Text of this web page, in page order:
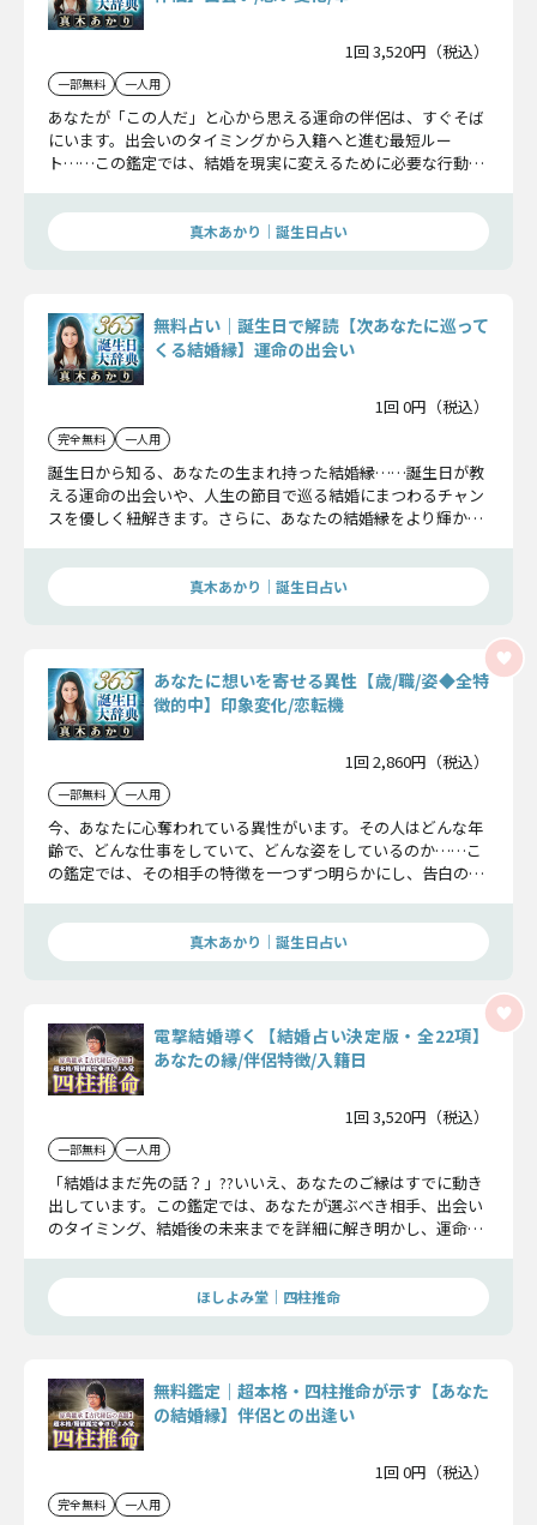
1回 3,520円（税込）
一部無料 一人用
あなたが「この人だ」と心から思える運命の伴侶は、すぐそば
にいます。出会いのタイミングから入籍へと進む最短ルー
ト……この鑑定では、結婚を現実に変えるために必要な行動、
真木あかり｜誕生日占い
無料占い｜誕生日で解読【次あなたに巡って
くる結婚縁】運命の出会い
1回 0円（税込）
完全無料 一人用
誕生日から知る、あなたの生まれ持った結婚縁……誕生日が教
える運命の出会いや、人生の節目で巡る結婚にまつわるチャン
スを優しく紐解きます。さらに、あなたの結婚縁をより輝かせ
真木あかり｜誕生日占い
あなたに想いを寄せる異性【歳/職/姿◆全特
徴的中】印象変化/恋転機
1回 2,860円（税込）
一部無料 一人用
今、あなたに心奪われている異性がいます。その人はどんな年
齢で、どんな仕事をしていて、どんな姿をしているのか……こ
の鑑定では、その相手の特徴を一つずつ明らかにし、告白のタ
真木あかり｜誕生日占い
電撃結婚導く【結婚占い決定版・全22項】
あなたの縁/伴侶特徴/入籍日
1回 3,520円（税込）
一部無料 一人用
「結婚はまだ先の話？」??いいえ、あなたのご縁はすでに動き
出しています。この鑑定では、あなたが選ぶべき相手、出会い
のタイミング、結婚後の未来までを詳細に解き明かし、運命の
準備、始めてみませんか？
ほしよみ堂｜四柱推命
無料鑑定｜超本格・四柱推命が示す【あなた
の結婚縁】伴侶との出逢い
1回 0円（税込）
完全無料 一人用